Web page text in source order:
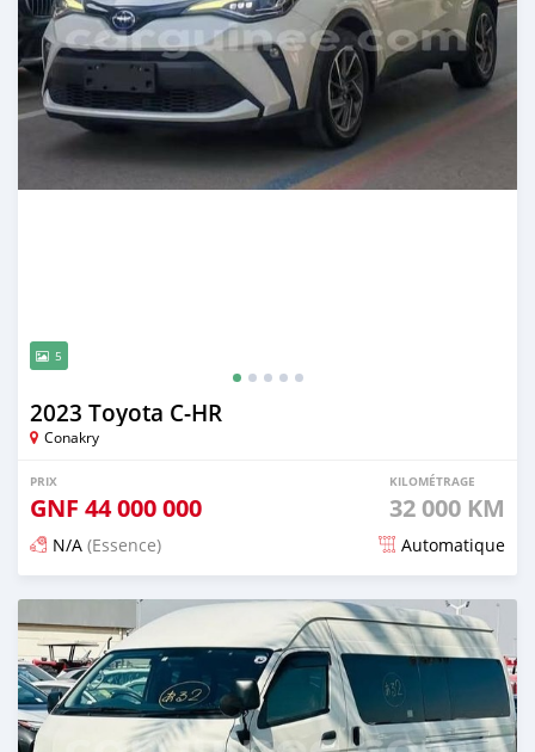
5
2023 Toyota C-HR
Conakry
PRIX
GNF 44 000 000
KILOMÉTRAGE
32 000 KM
N/A (Essence) Automatique
Publié il y a 17 jours